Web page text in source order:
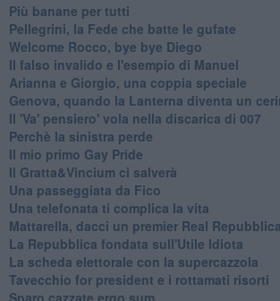
Più banane per tutti
Pellegrini, la Fede che batte le gufate
Welcome Rocco, bye bye Diego
Il falso invalido e l'esempio di Manuel
Arianna e Giorgio, una coppia speciale
Genova, quando la Lanterna diventa un
Il 'Va' pensiero' vola nella discarica di 007
Perchè la sinistra perde
Il mio primo Gay Pride
Il Gratta&Vincium ci salverà
Una passeggiata da Fico
Una telefonata ti complica la vita
Mattarella, dacci un premier Real
La Repubblica fondata sull'Utile Idiota
La scheda elettorale con la supercazzola
Tavecchio for president e i rottamati risorti
Sparo cazzate ergo sum